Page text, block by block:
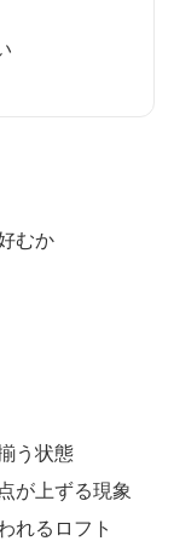
むか
う状態
が上ずる現象
れるロフト